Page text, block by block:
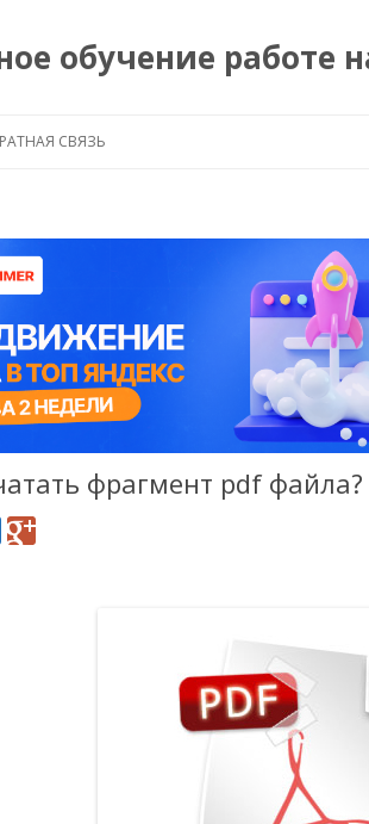
обучение работе
СВЯЗЬ
фрагмент pdf файла?